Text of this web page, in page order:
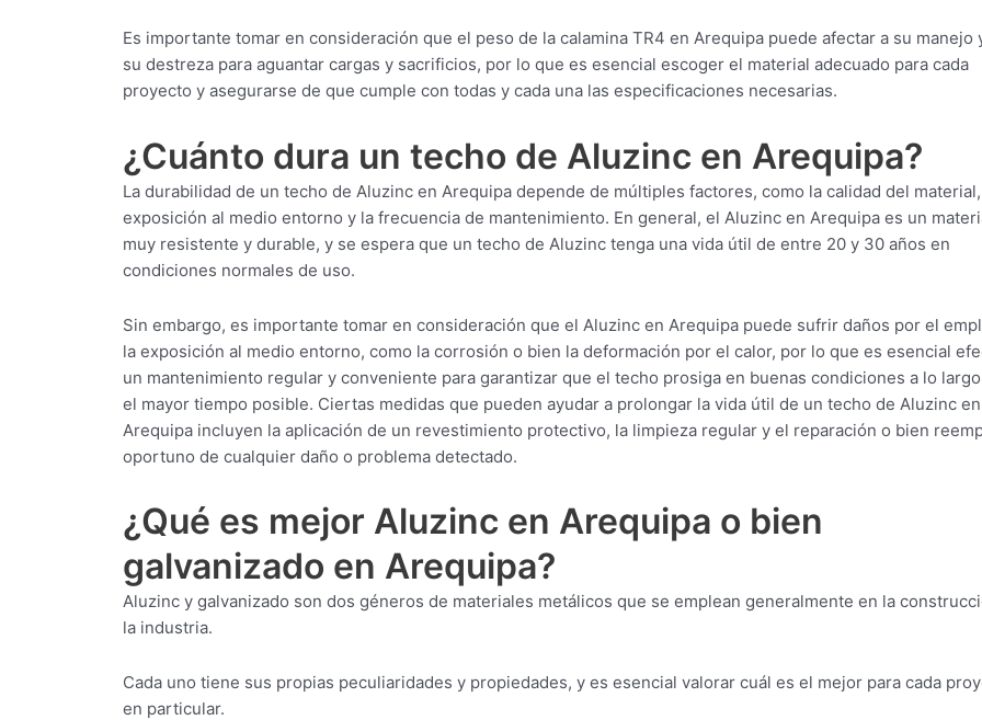
Es importante tomar en consideración que el peso de la calamina TR4 en Arequipa puede afectar a su manejo
su destreza para aguantar cargas y sacrificios, por lo que es esencial escoger el material adecuado para cada
proyecto y asegurarse de que cumple con todas y cada una las especificaciones necesarias.
¿Cuánto dura un techo de Aluzinc en Arequipa?
La durabilidad de un techo de Aluzinc en Arequipa depende de múltiples factores, como la calidad del
exposición al medio entorno y la frecuencia de mantenimiento. En general, el Aluzinc en Arequipa es un
muy resistente y durable, y se espera que un techo de Aluzinc tenga una vida útil de entre 20 y 30 años en
condiciones normales de uso.
Sin embargo, es importante tomar en consideración que el Aluzinc en Arequipa puede sufrir daños por el
la exposición al medio entorno, como la corrosión o bien la deformación por el calor, por lo que es esencial
un mantenimiento regular y conveniente para garantizar que el techo prosiga en buenas condiciones a lo
el mayor tiempo posible. Ciertas medidas que pueden ayudar a prolongar la vida útil de un techo de Aluzinc en
Arequipa incluyen la aplicación de un revestimiento protectivo, la limpieza regular y el reparación o bien
oportuno de cualquier daño o problema detectado.
¿Qué es mejor Aluzinc en Arequipa o bien
galvanizado en Arequipa?
Aluzinc y galvanizado son dos géneros de materiales metálicos que se emplean generalmente en la
la industria.
Cada uno tiene sus propias peculiaridades y propiedades, y es esencial valorar cuál es el mejor para cada
en particular.